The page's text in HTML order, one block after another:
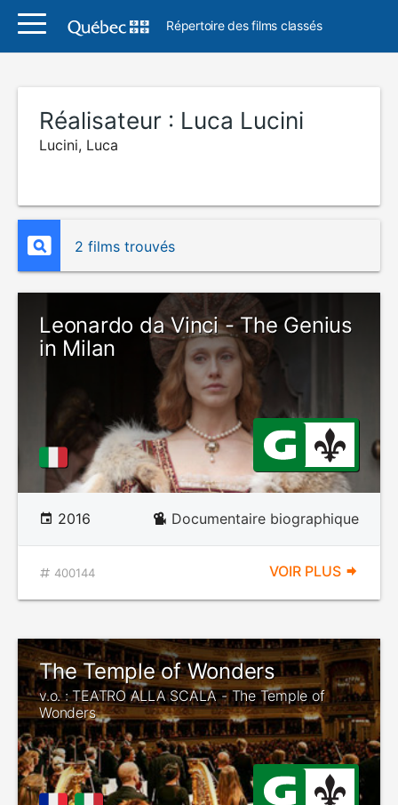
Répertoire des films classés
Réalisateur : Luca Lucini
Lucini, Luca
2 films trouvés
Leonardo da Vinci - The Genius
in Milan
2016 Documentaire biographique
400144 VOIR PLUS
The Temple of Wonders
v.o. : TEATRO ALLA SCALA - The Temple of
Wonders